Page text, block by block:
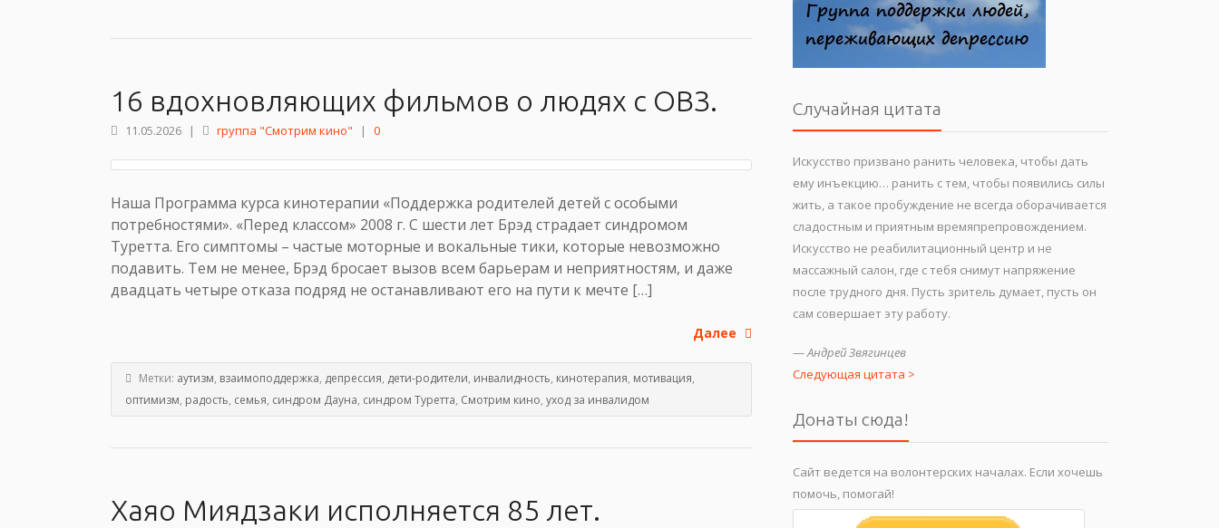
16 вдохновляющих фильмов о людях с ОВЗ.
11.05.2026 | группа "Смотрим кино" | 0
Наша Программа курса кинотерапии «Поддержка родителей детей с особыми
потребностями». «Перед классом» 2008 г. С шести лет Брэд страдает синдромом
Туретта. Его симптомы – частые моторные и вокальные тики, которые невозможно
подавить. Тем не менее, Брэд бросает вызов всем барьерам и неприятностям, и даже
двадцать четыре отказа подряд не останавливают его на пути к мечте […]
Далее
Метки: аутизм, взаимоподдержка, депрессия, дети-родители, инвалидность, кинотерапия, мотивация,
оптимизм, радость, семья, синдром Дауна, синдром Туретта, Смотрим кино, уход за инвалидом
Хаяо Миядзаки исполняется 85 лет.
Случайная цитата
Искусство призвано ранить человека, чтобы дать
ему инъекцию… ранить с тем, чтобы появились силы
жить, а такое пробуждение не всегда оборачивается
сладостным и приятным времяпрепровождением.
Искусство не реабилитационный центр и не
массажный салон, где с тебя снимут напряжение
после трудного дня. Пусть зритель думает, пусть он
сам совершает эту работу.
—Андрей Звягинцев
Следующая цитата >
Донаты сюда!
Сайт ведется на волонтерских началах. Если хочешь
помочь, помогай!